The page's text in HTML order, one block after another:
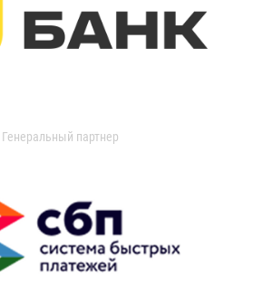
Генеральный партнер